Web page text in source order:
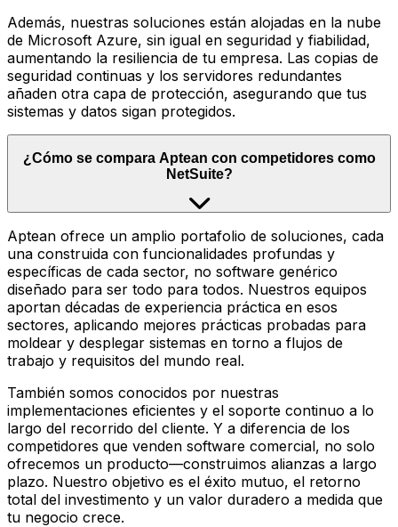
Además, nuestras soluciones están alojadas en la nube
de Microsoft Azure, sin igual en seguridad y fiabilidad,
aumentando la resiliencia de tu empresa. Las copias de
seguridad continuas y los servidores redundantes
añaden otra capa de protección, asegurando que tus
sistemas y datos sigan protegidos.
¿Cómo se compara Aptean con competidores como
NetSuite?
Aptean ofrece un amplio portafolio de soluciones, cada
una construida con funcionalidades profundas y
específicas de cada sector, no software genérico
diseñado para ser todo para todos. Nuestros equipos
aportan décadas de experiencia práctica en esos
sectores, aplicando mejores prácticas probadas para
moldear y desplegar sistemas en torno a flujos de
trabajo y requisitos del mundo real.
También somos conocidos por nuestras
implementaciones eficientes y el soporte continuo a lo
largo del recorrido del cliente. Y a diferencia de los
competidores que venden software comercial, no solo
ofrecemos un producto—construimos alianzas a largo
plazo. Nuestro objetivo es el éxito mutuo, el retorno
total del investimento y un valor duradero a medida que
tu negocio crece.